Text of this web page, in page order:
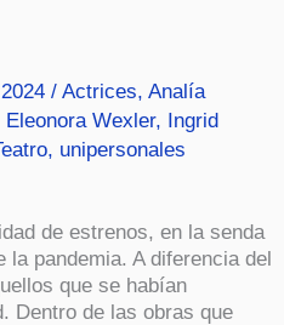
/ Actrices, Analía
Eleonora Wexler,
Ingrid
, unipersonales
de estrenos, en la senda
la pandemia. A diferencia del
que se habían
Dentro de las obras que